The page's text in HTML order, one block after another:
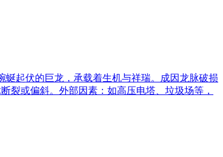
起伏的巨龙，承载着生机与祥瑞。成因龙脉破损
裂或偏斜。外部因素：如高压电塔、垃圾场等，